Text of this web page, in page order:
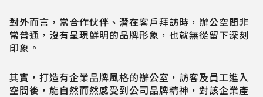
對外而言，當合作伙伴、潛在客戶拜訪時，辦公空間非
常普通，沒有呈現鮮明的品牌形象，也就無從留下深刻
印象。
其實，打造有企業品牌風格的辦公室，訪客及員工進入
空間後，能自然而然感受到公司品牌精神，對該企業產